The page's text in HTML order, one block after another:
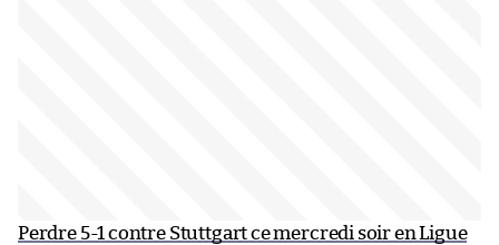
Perdre 5-1 contre Stuttgart ce mercredi soir en Ligue